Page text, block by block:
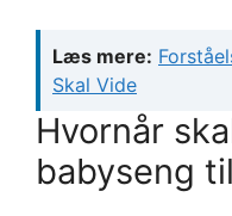
Læs mere:
Skal Vide
Hvornår
babyseng